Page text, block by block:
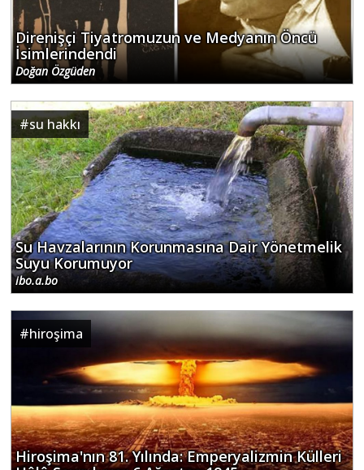
Direnişçi Tiyatromuzun ve Medyanın Öncü
İsimlerindendi
Doğan Özgüden
#su hakkı
Su Havzalarının Korunmasına Dair Yönetmelik
Suyu Korumuyor
ibo.a.bo
#hiroşima
Hiroşima'nın 81. Yılında: Emperyalizmin Külleri